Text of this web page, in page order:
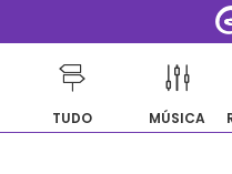
TUDO MÚSICA